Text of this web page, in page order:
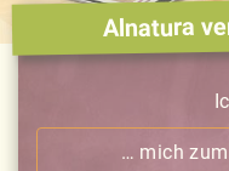
Alnatura
… mich